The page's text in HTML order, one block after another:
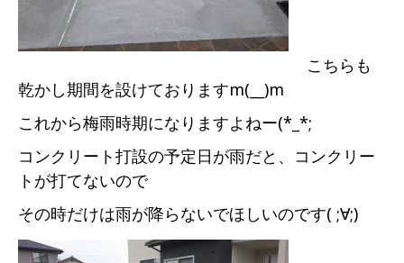
こちらも
乾かし期間を設けておりますm(__)m
これから梅雨時期になりますよねー(*_*;
コンクリート打設の予定日が雨だと、コンクリー
トが打てないので
その時だけは雨が降らないでほしいのです( ;∀;)